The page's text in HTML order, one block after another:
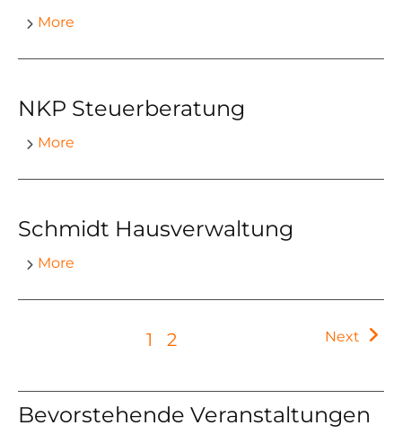
More
NKP Steuerberatung
More
Schmidt Hausverwaltung
More
1 2 Next
Bevorstehende Veranstaltungen